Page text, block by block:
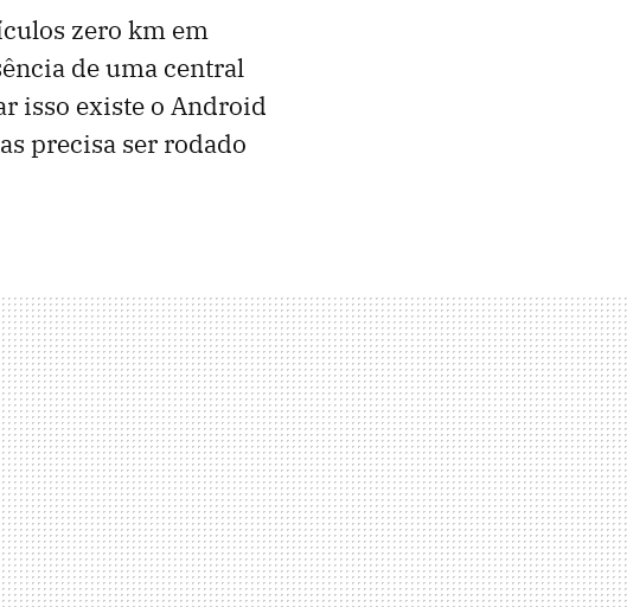
zero km em
de uma central
isso existe o Android
precisa ser rodado